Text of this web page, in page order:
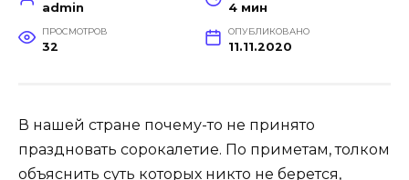
admin 4 мин
ПРОСМОТРОВ
32
ОПУБЛИКОВАНО
11.11.2020
В нашей стране почему-то не принято
праздновать сорокалетие. По приметам, толком
объяснить суть которых никто не берется,